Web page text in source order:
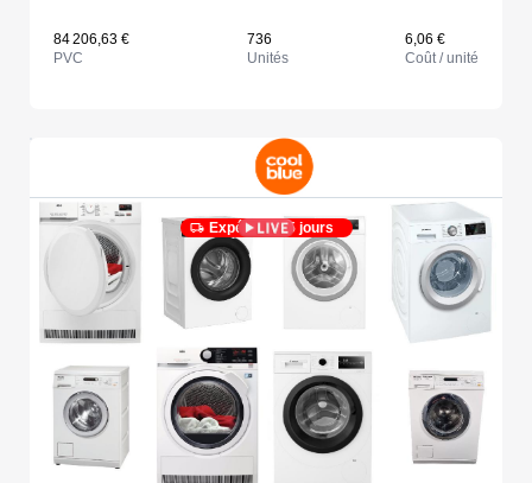
84 206,63 €
PVC
736
Unités
6,06 €
Coût / unité
Expédié en 5 jours